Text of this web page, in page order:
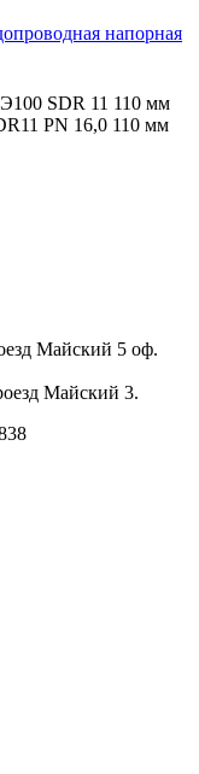
напорная
SDR 11 110 мм
PN 16,0 110 мм
Майский 5 оф.
Майский 3.